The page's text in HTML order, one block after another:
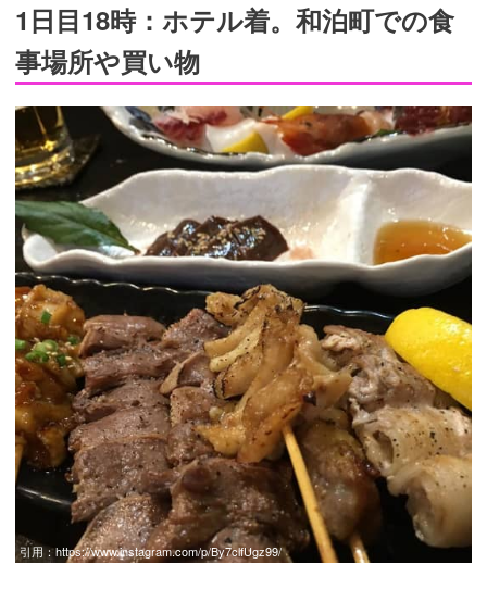
1日目18時：ホテル着。和泊町での食
事場所や買い物
引用：https://www.instagram.com/p/By7clfUgz99/